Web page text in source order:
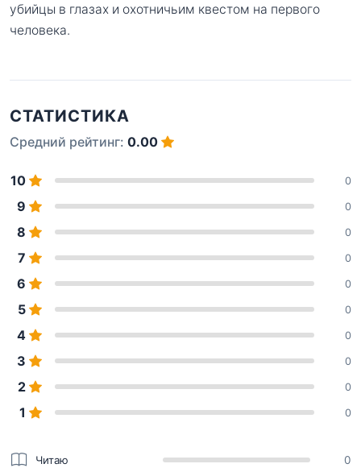
убийцы в глазах и охотничьим квестом на первого
человека.
СТАТИСТИКА
Средний рейтинг: 0.00
10 0
9 0
8 0
7 0
6 0
5 0
4 0
3 0
2 0
1 0
Читаю 0